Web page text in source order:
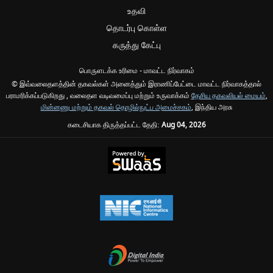
உதவி
தொடர்பு கொள்ள
கருத்து கேட்பு
பொருளடக்க உரிமை - மாவட்ட நிர்வாகம்
© இவ்வலைதளத்தின் தகவல்கள் அனைத்தும் இராணிப்பேட்டை மாவட்ட நிர்வாகத்தால்
பராமரிக்கப்படுகிறது , வலைதள வடிவமைப்பு மற்றும் உருவாக்கம் தேசிய தகவலியல் மையம்,
மின்னணு மற்றும் தகவல் தொழில்நுட்ப அமைச்சகம், இந்திய அரசு
கடைசியாக திருத்தப்பட்ட தேதி: Aug 04, 2026